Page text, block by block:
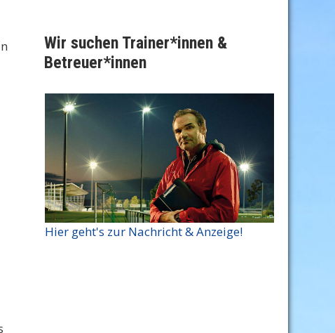
Wir suchen Trainer*innen &
Betreuer*innen
Hier geht's zur Nachricht & Anzeige!